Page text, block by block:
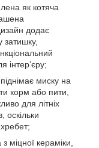
як котяча
додає
затишку,
інтер’єру;
миску на
корм або пити,
для літніх
оскільки
міцної кераміки,